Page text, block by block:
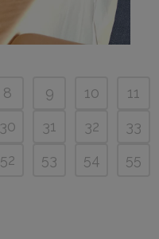
8 9 10 11
30 31 32 33
52 53 54 55